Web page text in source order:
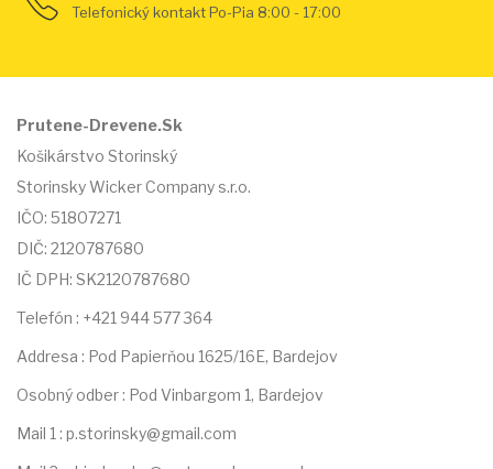
Telefonický kontakt Po-Pia 8:00 - 17:00
Prutene-Drevene.Sk
Košikárstvo Storinský
Storinsky Wicker Company s.r.o.
IČO: 51807271
DIČ: 2120787680
IČ DPH: SK2120787680
Telefón : +421 944 577 364
Addresa : Pod Papierňou 1625/16E, Bardejov
Osobný odber : Pod Vinbargom 1, Bardejov
Mail 1 : p.storinsky@gmail.com